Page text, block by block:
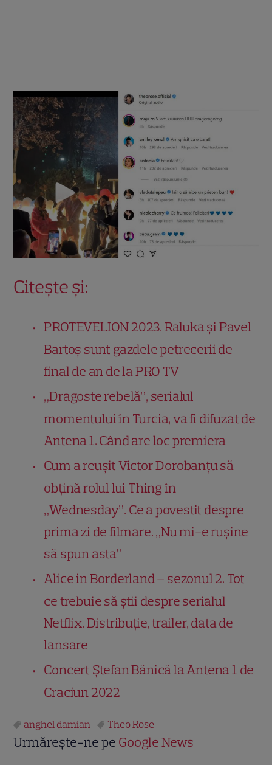
Citește și:
PROTEVELION 2023. Raluka și Pavel
Bartoș sunt gazdele petrecerii de
final de an de la PRO TV
„Dragoste rebelă”, serialul
momentului în Turcia, va fi difuzat de
Antena 1. Când are loc premiera
Cum a reușit Victor Dorobanțu să
obțină rolul lui Thing în
„Wednesday”. Ce a povestit despre
prima zi de filmare. „Nu mi-e rușine
să spun asta”
Alice in Borderland – sezonul 2. Tot
ce trebuie să știi despre serialul
Netflix. Distribuție, trailer, data de
lansare
Concert Ştefan Bănică la Antena 1 de
Craciun 2022
anghel damian Theo Rose
Urmărește-ne pe Google News